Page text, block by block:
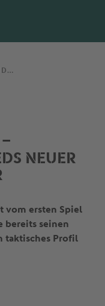
BRUNO FERNANDES – MANCHESTER UNITEDS NEUER HOFFNUNGSTRÄGER
NEUER
vom ersten Spiel
bereits seinen
taktisches Profil